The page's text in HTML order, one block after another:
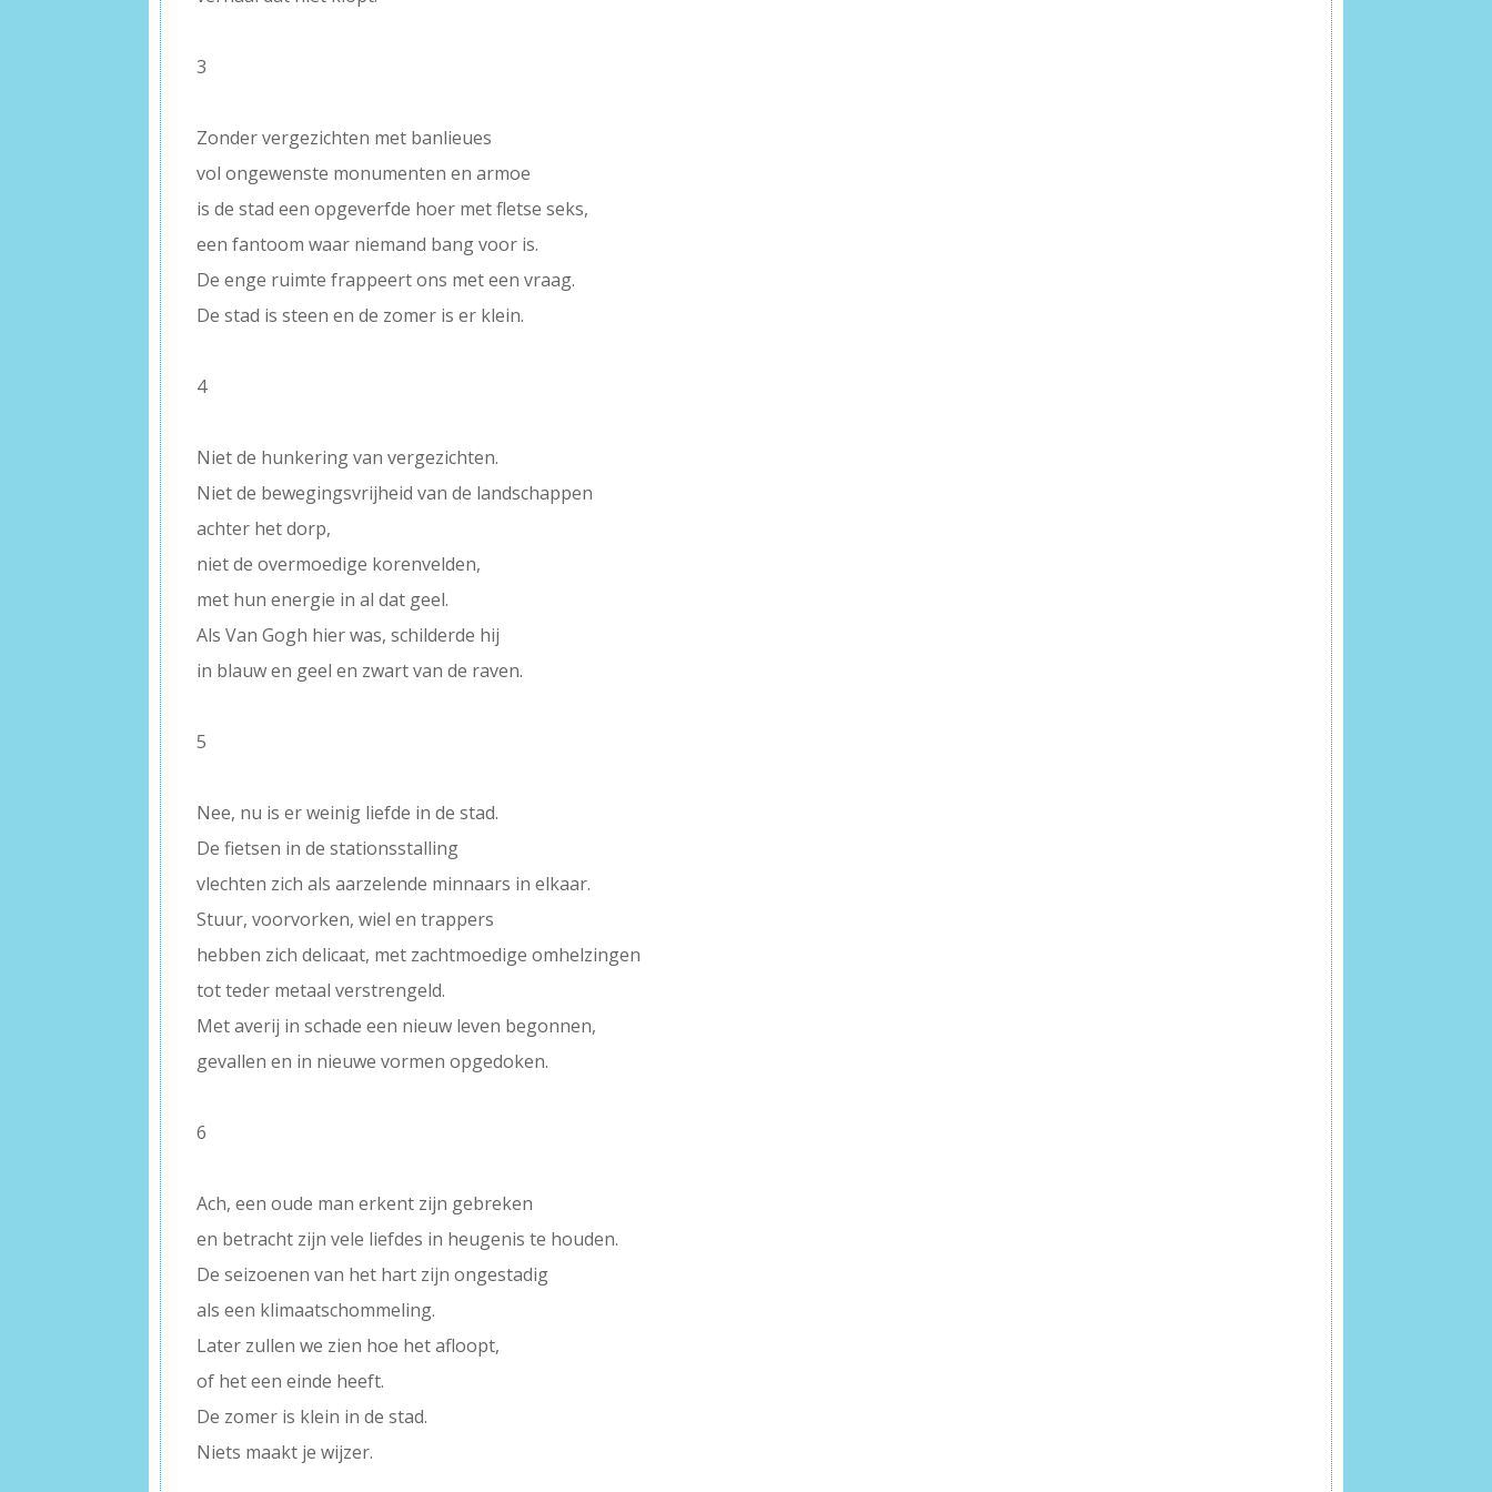
3
Zonder vergezichten met banlieues
vol ongewenste monumenten en armoe
is de stad een opgeverfde hoer met fletse seks,
een fantoom waar niemand bang voor is.
De enge ruimte frappeert ons met een vraag.
De stad is steen en de zomer is er klein.
4
Niet de hunkering van vergezichten.
Niet de bewegingsvrijheid van de landschappen
achter het dorp,
niet de overmoedige korenvelden,
met hun energie in al dat geel.
Als Van Gogh hier was, schilderde hij
in blauw en geel en zwart van de raven.
5
Nee, nu is er weinig liefde in de stad.
De fietsen in de stationsstalling
vlechten zich als aarzelende minnaars in elkaar.
Stuur, voorvorken, wiel en trappers
hebben zich delicaat, met zachtmoedige omhelzingen
tot teder metaal verstrengeld.
Met averij in schade een nieuw leven begonnen,
gevallen en in nieuwe vormen opgedoken.
6
Ach, een oude man erkent zijn gebreken
en betracht zijn vele liefdes in heugenis te houden.
De seizoenen van het hart zijn ongestadig
als een klimaatschommeling.
Later zullen we zien hoe het afloopt,
of het een einde heeft.
De zomer is klein in de stad.
Niets maakt je wijzer.